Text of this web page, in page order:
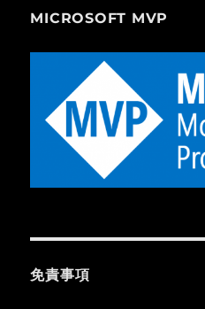
MICROSOFT MVP
免責事項